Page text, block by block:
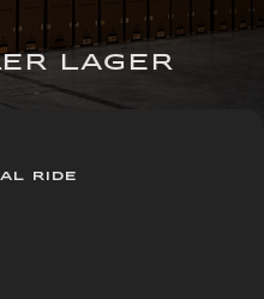
LAGER
RIDE